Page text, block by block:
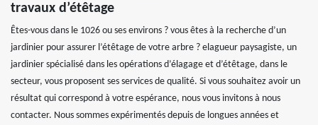
travaux d’étêtage
Êtes-vous dans le 1026 ou ses environs ? vous êtes à la recherche d’un
jardinier pour assurer l’étêtage de votre arbre ? elagueur paysagiste, un
jardinier spécialisé dans les opérations d’élagage et d’étêtage, dans le
secteur, vous proposent ses services de qualité. Si vous souhaitez avoir un
résultat qui correspond à votre espérance, nous vous invitons à nous
contacter. Nous sommes expérimentés depuis de longues années et